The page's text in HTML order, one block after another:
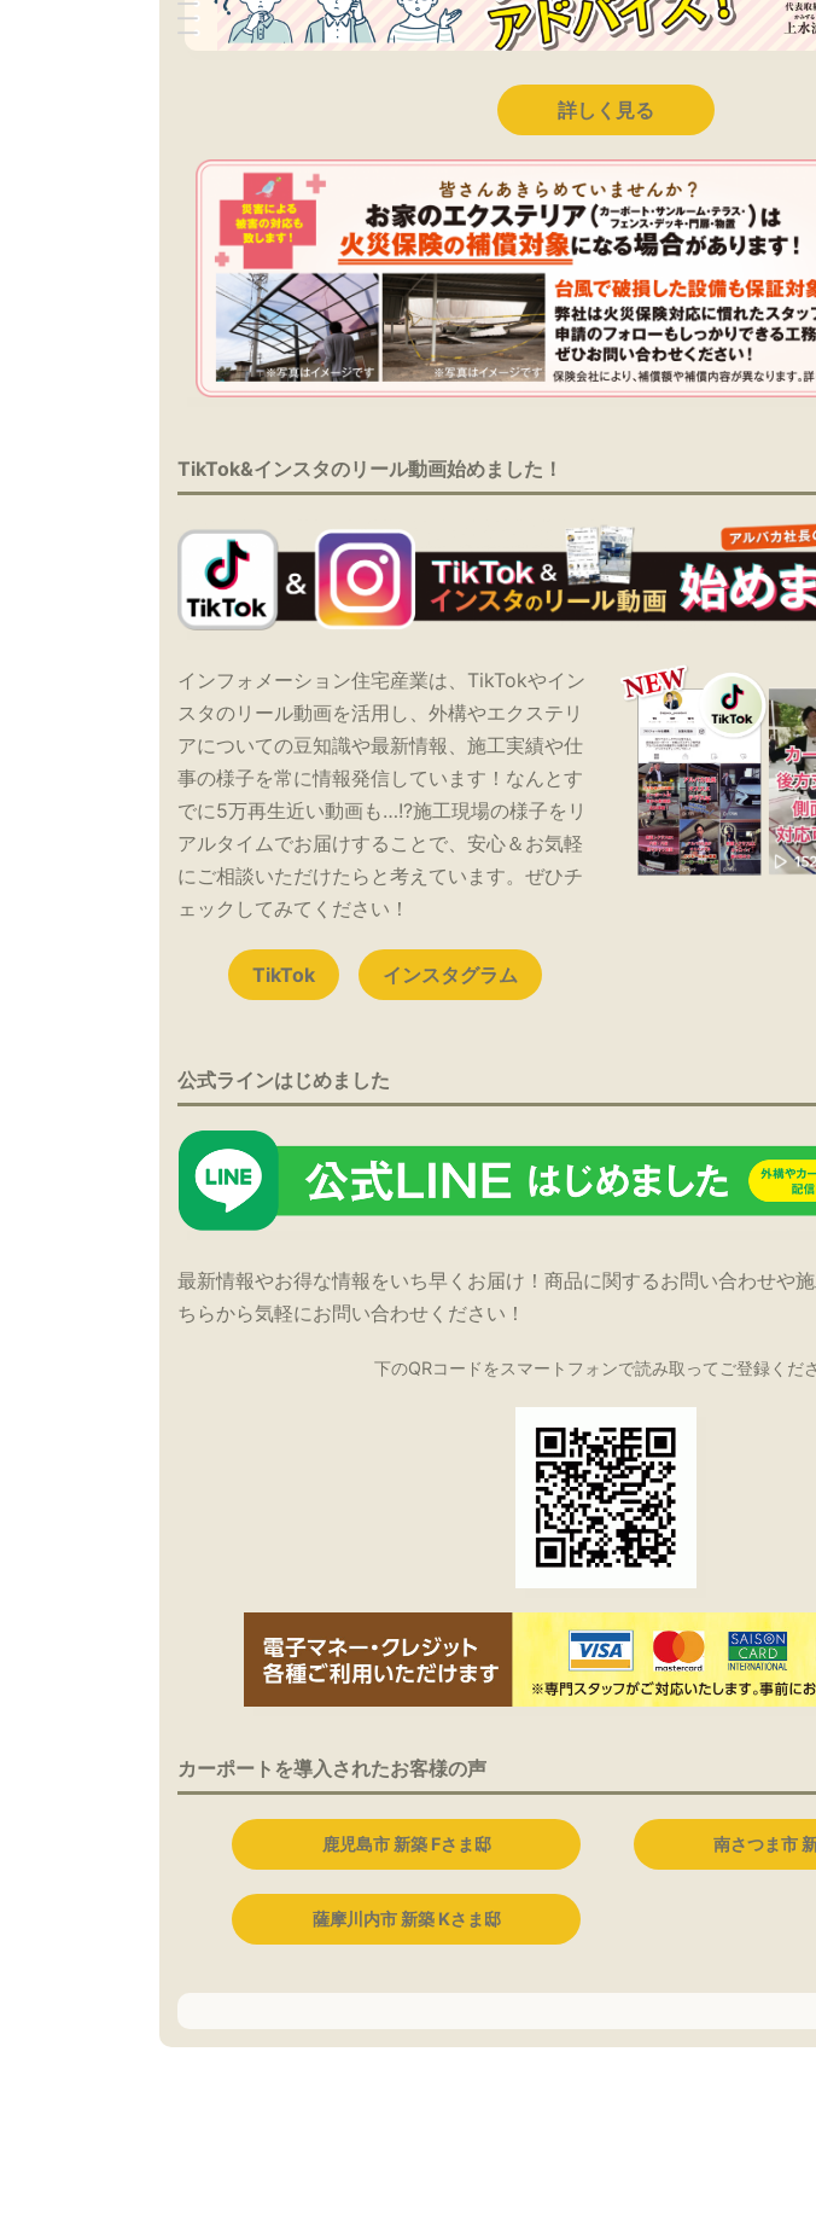
詳しく見る
TikTok&インスタのリール動画始めました！
インフォメーション住宅産業は、TikTokやイン
スタのリール動画を活用し、外構やエクステリ
アについての豆知識や最新情報、施工実績や仕
事の様子を常に情報発信しています！なんとす
でに5万再生近い動画も…!?施工現場の様子をリ
アルタイムでお届けすることで、安心＆お気軽
にご相談いただけたらと考えています。ぜひチ
ェックしてみてください！
TikTok インスタグラム
公式ラインはじめました
最新情報やお得な情報をいち早くお届け！商品に関するお問い合わせや
ちらから気軽にお問い合わせください！
下のQRコードをスマートフォンで読み取ってご登録くだ
カーポートを導入されたお客様の声
鹿児島市 新築 Fさま邸 南さつま市
薩摩川内市 新築 Kさま邸